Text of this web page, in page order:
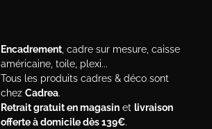
Encadrement, cadre sur mesure, caisse
américaine, toile, plexi...
Tous les produits cadres & déco sont
chez Cadrea.
Retrait gratuit en magasinet livraison
offerte à domicile dès 139€.